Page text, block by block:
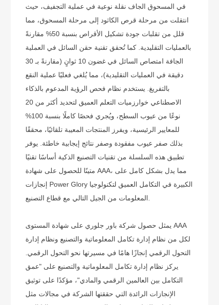
في المسحوق الجاف نقلة نوعية في عملية التجفيف، حيث
انتقلت من مرحلة قرص الكاثود إلى مرحلة المسحوق، مما
قلل من تقلبات جودة تشكيل الأقراص بنسبة 50% مقارنةً
بالعمليات التقليدية. كما تُحقق تقنية حقن السائل في العملية
الجافة امتصاص السائل في غضون 10 ثوانٍ (مقارنةً بـ 30
دقيقة في العمليات التقليدية)، مما يُلغي فعليًا عملية النقع
بالتفريغ. يستخدم نظام فحص الرؤية المدعوم بالذكاء
الاصطناعي خوارزميات التعلم العميق لتحديد أكثر من 20
نوعًا من عيوب السطح، ويُجري فحصًا كاملًا بنسبة 100%
للمعايير الرئيسية، ويفرز المنتجات المعيبة تلقائيًا، محققًا
بذلك صفر عيوب مفقودة وصفر نتائج إيجابية خاطئة. يوفر
تطبيق هذه السلسلة من تقنيات التصنيع الذكية أساسًا تقنيًا
متينًا للحصول على شهادة AAA، مما يدل بشكل كامل على
إنجازات Power Glory الكبيرة في التكامل العميق لتكنولوجيا
يمثل حصول شركة باور جلوري على شهادة المستوى AAA
لكل من نظام إدارة تكامل المعلوماتية والتصنيع ونظام إدارة
التحول الرقمي إنجازًا هامًا في مسيرتها نحو التحول الرقمي.
يركز نظام إدارة تكامل المعلوماتية والتصنيع على "عمق
التكامل بين العالمين الرقمي والمادي"، مؤكدًا على توثيق
الإنجازات الرائدة التي حققتها الشركة في مجالات مثل